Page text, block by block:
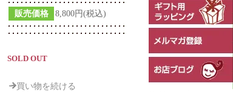
販売価格 8,800円(税込)
SOLD OUT
買い物を続ける